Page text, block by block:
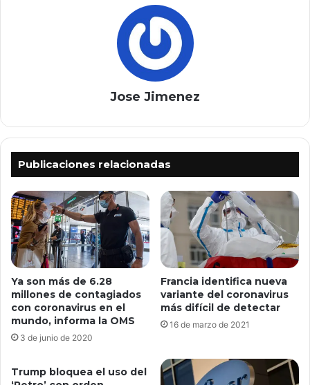
Jose Jimenez
Publicaciones relacionadas
Ya son más de 6.28
millones de contagiados
con coronavirus en el
mundo, informa la OMS
3 de junio de 2020
Francia identifica nueva
variante del coronavirus
más difícil de detectar
16 de marzo de 2021
Trump bloquea el uso del